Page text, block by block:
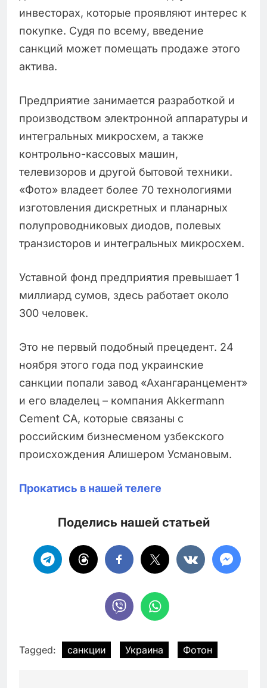
инвесторах, которые проявляют интерес к
покупке. Судя по всему, введение
санкций может помещать продаже этого
актива.
Предприятие занимается разработкой и
производством электронной аппаратуры и
интегральных микросхем, а также
контрольно-кассовых машин,
телевизоров и другой бытовой техники.
«Фото» владеет более 70 технологиями
изготовления дискретных и планарных
полупроводниковых диодов, полевых
транзисторов и интегральных микросхем.
Уставной фонд предприятия превышает 1
миллиард сумов, здесь работает около
300 человек.
Это не первый подобный прецедент. 24
ноября этого года под украинские
санкции попали завод «Ахангаранцемент»
и его владелец – компания Akkermann
Cement CA, которые связаны с
российским бизнесменом узбекского
происхождения Алишером Усмановым.
Прокатись в нашей телеге
Поделись нашей статьей
Tagged: санкции Украина Фотон